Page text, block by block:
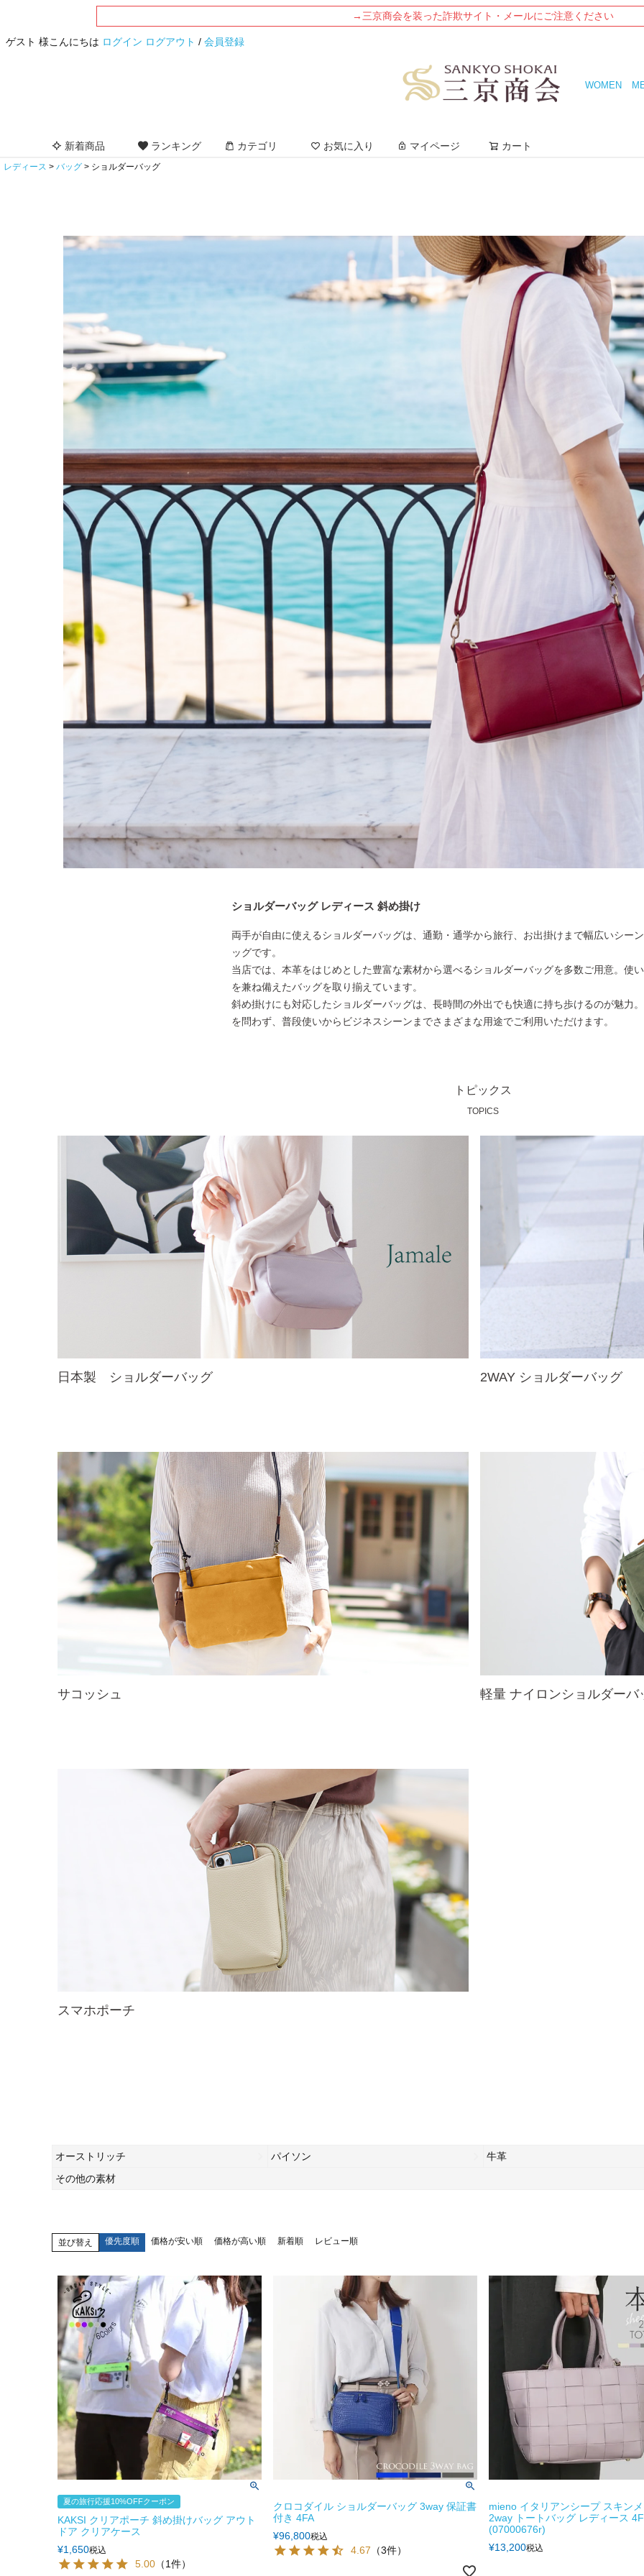
→三京商会を装った詐欺サイト・メールにご注意ください
ゲスト 様こんにちは ログイン ログアウト / 会員登録
WOMEN
新着商品 ランキング カテゴリ お気に入り マイページ カート
レディース バッグ ショルダーバッグ
ショルダーバッグ レディース 斜め掛け
両手が自由に使えるショルダーバッグは、通勤・通学から旅行、お出掛けまで幅広いシー
ッグです。
当店では、本革をはじめとした豊富な素材から選べるショルダーバッグを多数ご用意。使
を兼ね備えたバッグを取り揃えています。
斜め掛けにも対応したショルダーバッグは、長時間の外出でも快適に持ち歩けるのが魅力
を問わず、普段使いからビジネスシーンまでさまざまな用途でご利用いただけます。
トピックス
TOPICS
日本製 ショルダーバッグ 2WAY ショルダーバッグ
サコッシュ 軽量 ナイロンショルダーバ
スマホポーチ
オーストリッチ パイソン
牛革
その他の素材
並び替え 優先度順 価格が安い順 価格が高い順 新着順 レビュー順
夏の旅行応援10%OFFクーポン
KAKSI クリアポーチ 斜め掛けバッグ アウト
ドア クリアケース
¥1,650税込
5.00 （1件）
クロコダイル ショルダーバッグ 3way 保証書
付き 4FA
¥96,800税込
4.67 （3件）
mieno イタリアンシープ スキン
2way トートバッグ レディース
(07000676r)
¥13,200税込